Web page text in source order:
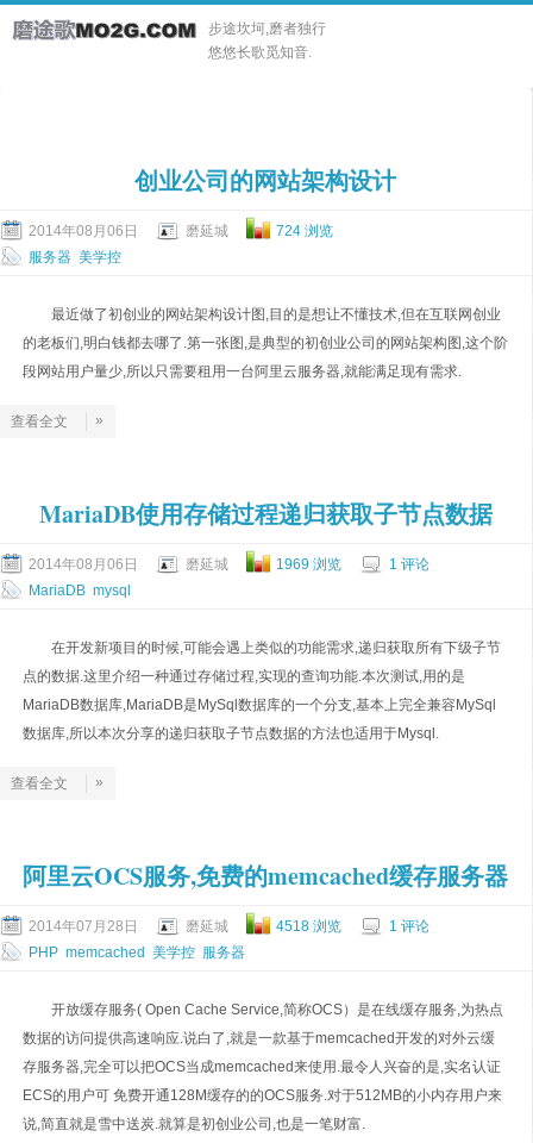
步途坎坷,磨者独行
悠悠长歌觅知音.
创业公司的网站架构设计
2014年08月06日 磨延城
724 浏览
服务器 美学控
最近做了初创业的网站架构设计图,目的是想让不懂技术,但在互联网创业
的老板们,明白钱都去哪了.第一张图,是典型的初创业公司的网站架构图,这个阶
段网站用户量少,所以只需要租用一台阿里云服务器,就能满足现有需求.
查看全文 »
MariaDB使用存储过程递归获取子节点数据
2014年08月06日 磨延城 1969 浏览
1 评论
MariaDB mysql
在开发新项目的时候,可能会遇上类似的功能需求,递归获取所有下级子节
点的数据.这里介绍一种通过存储过程,实现的查询功能.本次测试,用的是
MariaDB数据库,MariaDB是MySql数据库的一个分支,基本上完全兼容MySql
数据库,所以本次分享的递归获取子节点数据的方法也适用于Mysql.
查看全文 »
阿里云OCS服务,免费的memcached缓存服务器
2014年07月28日 磨延城 4518 浏览
1 评论
PHP memcached 美学控 服务器
开放缓存服务( Open Cache Service,简称OCS）是在线缓存服务,为热点
数据的访问提供高速响应.说白了,就是一款基于memcached开发的对外云缓
存服务器,完全可以把OCS当成memcached来使用.最令人兴奋的是,实名认证
ECS的用户可 免费开通128M缓存的的OCS服务.对于512MB的小内存用户来
说,简直就是雪中送炭.就算是初创业公司,也是一笔财富.